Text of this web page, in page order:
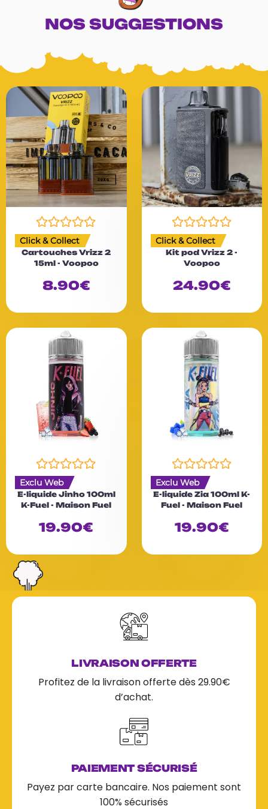
NOS SUGGESTIONS
N
o
t
e
s
r
Click & Collect
Cartouches Vrizz 2
15ml - Voopoo
8.90€
N
o
0
s
r
Click & Collect
Kit pod Vrizz 2 -
Voopoo
24.90€
N
o
t
e
0
s
r
5
Exclu Web
E-liquide Jinho 100ml
K-Fuel - Maison Fuel
19.90€
N
o
t
e
0
s
r
Exclu Web
E-liquide Zia 100ml K-
Fuel - Maison Fuel
19.90€
LIVRAISON OFFERTE
Profitez de la livraison offerte dès 29.90€
d’achat.
PAIEMENT SÉCURISÉ
Payez par carte bancaire. Nos paiement sont
100% sécurisés